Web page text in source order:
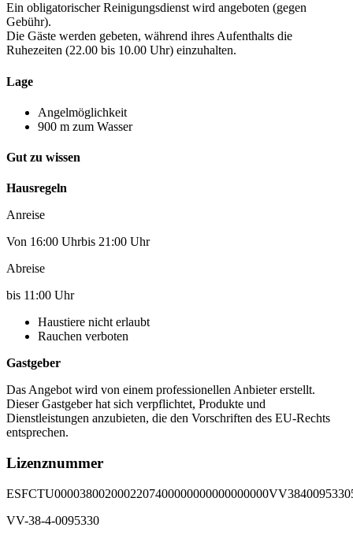
Ein obligatorischer Reinigungsdienst wird angeboten (gegen
Gebühr).
Die Gäste werden gebeten, während ihres Aufenthalts die
Ruhezeiten (22.00 bis 10.00 Uhr) einzuhalten.
Lage
Angelmöglichkeit
900 m zum Wasser
Gut zu wissen
Hausregeln
Anreise
Von 16:00 Uhrbis 21:00 Uhr
Abreise
bis 11:00 Uhr
Haustiere nicht erlaubt
Rauchen verboten
Gastgeber
Das Angebot wird von einem professionellen Anbieter erstellt.
Dieser Gastgeber hat sich verpflichtet, Produkte und
Dienstleistungen anzubieten, die den Vorschriften des EU-Rechts
entsprechen.
Lizenznummer
VV-38-4-0095330